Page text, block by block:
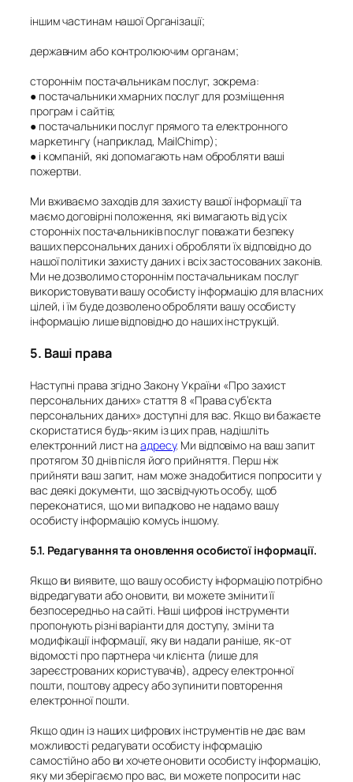
іншим частинам нашої Організації;
державним або контролюючим органам;
стороннім постачальникам послуг, зокрема:
●постачальники хмарних послуг для розміщення
програм і сайтів;
●постачальники послуг прямого та електронного
маркетингу (наприклад, MailChimp);
●і компаній, які допомагають нам обробляти ваші
пожертви.
Ми вживаємо заходів для захисту вашої інформації та
маємо договірні положення, які вимагають від усіх
сторонніх постачальників послуг поважати безпеку
ваших персональних даних і обробляти їх відповідно до
нашої політики захисту даних і всіх застосованих законів.
Ми не дозволимо стороннім постачальникам послуг
використовувати вашу особисту інформацію для власних
цілей, і їм буде дозволено обробляти вашу особисту
інформацію лише відповідно до наших інструкцій.
5. Ваші права
Наступні права згідно Закону України «Про захист
персональних даних» стаття 8 «Права суб’єкта
персональних даних» доступні для вас. Якщо ви бажаєте
скористатися будь-яким із цих прав, надішліть
електронний лист на адресу. Ми відповімо на ваш запит
протягом 30 днів після його прийняття. Перш ніж
прийняти ваш запит, нам може знадобитися попросити у
вас деякі документи, що засвідчують особу, щоб
переконатися, що ми випадково не надамо вашу
особисту інформацію комусь іншому.
5.1. Редагування та оновлення особистої інформації.
Якщо ви виявите, що вашу особисту інформацію потрібно
відредагувати або оновити, ви можете змінити її
безпосередньо на сайті. Наші цифрові інструменти
пропонують різні варіанти для доступу, зміни та
модифікації інформації, яку ви надали раніше, як-от
відомості про партнера чи клієнта (лише для
зареєстрованих користувачів), адресу електронної
пошти, поштову адресу або зупинити повторення
електронної пошти.
Якщо один із наших цифрових інструментів не дає вам
можливості редагувати особисту інформацію
самостійно або ви хочете оновити особисту інформацію,
яку ми зберігаємо про вас, ви можете попросити нас